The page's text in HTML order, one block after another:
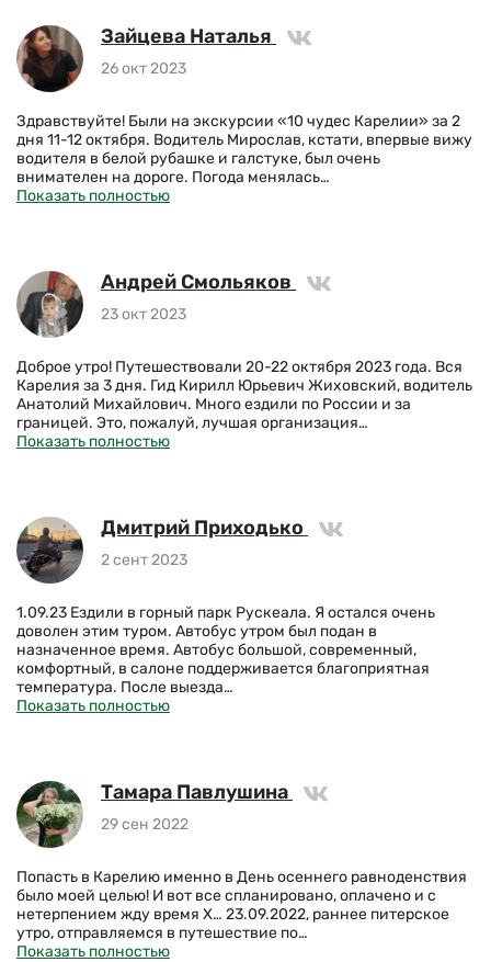
Зайцева Наталья
26 окт 2023
Здравствуйте! Были на экскурсии «10 чудес Карелии» за 2
дня 11-12 октября. Водитель Мирослав, кстати, впервые вижу
водителя в белой рубашке и галстуке, был очень
внимателен на дороге. Погода менялась…
Показать полностью
Андрей Смольяков
23 окт 2023
Доброе утро! Путешествовали 20-22 октября 2023 года. Вся
Карелия за 3 дня. Гид Кирилл Юрьевич Жиховский, водитель
Анатолий Михайлович. Много ездили по России и за
границей. Это, пожалуй, лучшая организация…
Показать полностью
Дмитрий Приходько
2 сент 2023
1.09.23 Ездили в горный парк Рускеала. Я остался очень
доволен этим туром. Автобус утром был подан в
назначенное время. Автобус большой, современный,
комфортный, в салоне поддерживается благоприятная
температура. После выезда…
Показать полностью
Тамара Павлушина
29 сен 2022
Попасть в Карелию именно в День осеннего равноденствия
было моей целью! И вот все спланировано, оплачено и с
нетерпением жду время Х… 23.09.2022, раннее питерское
утро, отправляемся в путешествие по…
Показать полностью